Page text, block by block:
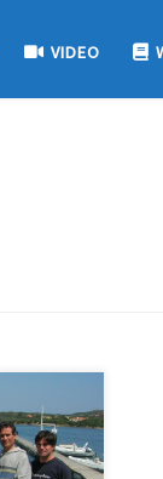
VIDEO
1999